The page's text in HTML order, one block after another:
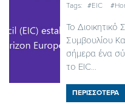
Tags: #EIC
Το
Συμβουλίου
σήμερα ένα
το EIC...
ΠΕΡΙΣΣΟΤΕΡΑ